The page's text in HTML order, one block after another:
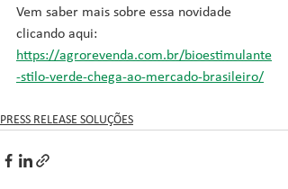
Vem saber mais sobre essa novidade
clicando aqui:
https://agrorevenda.com.br/bioestimulante
-stilo-verde-chega-ao-mercado-brasileiro/
PRESS RELEASE SOLUÇÕES